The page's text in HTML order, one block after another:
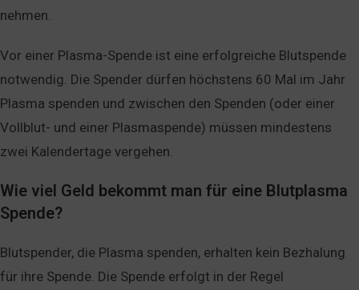
nehmen.
Vor einer Plasma-Spende ist eine erfolgreiche Blutspende
notwendig. Die Spender dürfen höchstens 60 Mal im Jahr
Plasma spenden und zwischen den Spenden (oder einer
Vollblut- und einer Plasmaspende) müssen mindestens
zwei Kalendertage vergehen.
Wie viel Geld bekommt man für eine Blutplasma
Spende?
Blutspender, die Plasma spenden, erhalten kein Bezhalung
für ihre Spende. Die Spende erfolgt in der Regel